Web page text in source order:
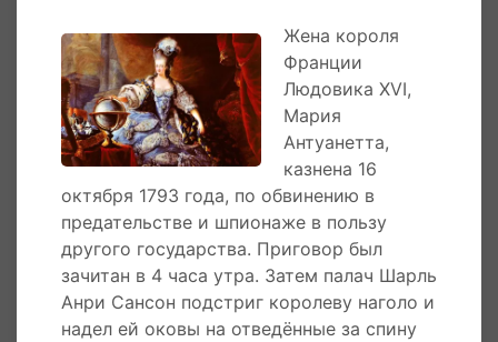
до этого времени представлявшее народ
посредством представителей от крупной
буржуазии, либерального дворянства и
демократов от духовенства.
Ее мужа, Людовика XVI казнили в январе 1793
года по приговору революционного
трибунала. Сама королева предстала перед
ревтрибуналом 14 октября 1973 года по
обвинению в предательстве и шпионаже в
пользу других стран.
Жена короля
Франции
Людовика XVI,
Мария
Антуанетта,
казнена 16
октября 1793 года, по обвинению в
предательстве и шпионаже в пользу
другого государства. Приговор был
зачитан в 4 часа утра. Затем палач Шарль
Анри Сансон подстриг королеву наголо и
надел ей оковы на отведённые за спину